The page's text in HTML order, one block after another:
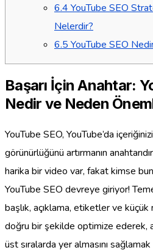
6.4 YouTube SEO
Nelerdir?
6.5 YouTube SEO
Başarı İçin Anahtar:
Nedir ve Neden
YouTube SEO, YouTube’da
görünürlüğünü artırmanın
harika bir video var, fakat kimse
YouTube SEO devreye giriyor!
başlık, açıklama, etiketler ve küçük
doğru bir şekilde optimize ederek,
üst sıralarda yer almasını